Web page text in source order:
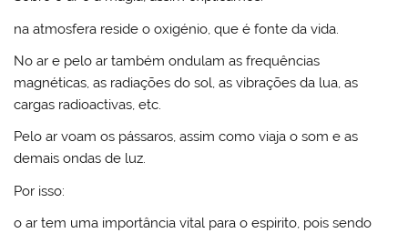
na atmosfera reside o oxigénio, que é fonte da vida.
No ar e pelo ar também ondulam as frequências
magnéticas, as radiações do sol, as vibrações da lua, as
cargas radioactivas, etc.
Pelo ar voam os pássaros, assim como viaja o som e as
demais ondas de luz.
Por isso:
o ar tem uma importância vital para o espirito, pois sendo